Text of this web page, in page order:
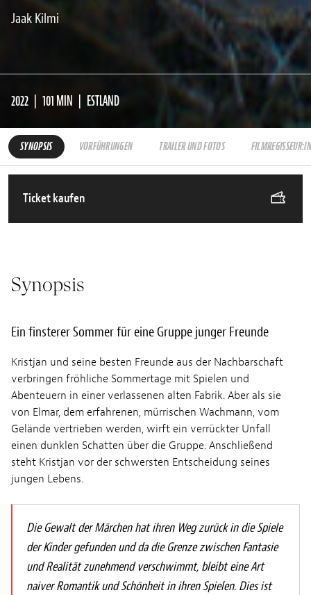
Jaak Kilmi
2022 101 MIN ESTLAND
SYNOPSIS VORFÜHRUNGEN TRAILER UND FOTOS FILMREGISSEUR:IN
Ticket kaufen
Synopsis
Ein finsterer Sommer für eine Gruppe junger Freunde
Kristjan und seine besten Freunde aus der Nachbarschaft
verbringen fröhliche Sommertage mit Spielen und
Abenteuern in einer verlassenen alten Fabrik. Aber als sie
von Elmar, dem erfahrenen, mürrischen Wachmann, vom
Gelände vertrieben werden, wirft ein verrückter Unfall
einen dunklen Schatten über die Gruppe. Anschließend
steht Kristjan vor der schwersten Entscheidung seines
jungen Lebens.
Die Gewalt der Märchen hat ihren Weg zurück in die Spiele
der Kinder gefunden und da die Grenze zwischen Fantasie
und Realität zunehmend verschwimmt, bleibt eine Art
naiver Romantik und Schönheit in ihren Spielen. Dies ist